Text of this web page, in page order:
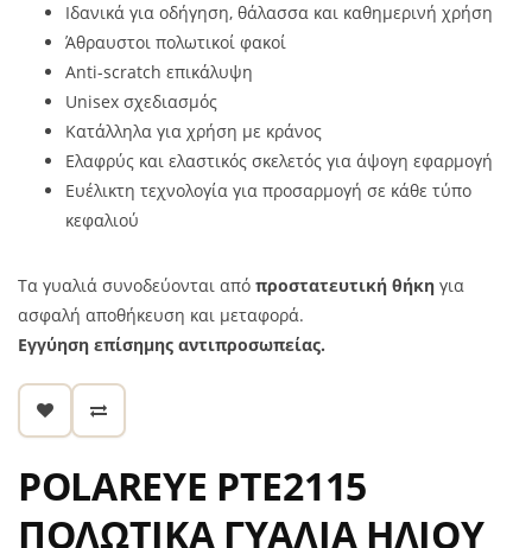
Ιδανικά για οδήγηση, θάλασσα και καθημερινή χρήση
Άθραυστοι πολωτικοί φακοί
Anti-scratch επικάλυψη
Unisex σχεδιασμός
Κατάλληλα για χρήση με κράνος
Ελαφρύς και ελαστικός σκελετός για άψογη εφαρμογή
Ευέλικτη τεχνολογία για προσαρμογή σε κάθε τύπο
κεφαλιού
Τα γυαλιά συνοδεύονται από προστατευτική θήκη για
ασφαλή αποθήκευση και μεταφορά.
Εγγύηση επίσημης αντιπροσωπείας.
POLAREYE PTE2115
ΠΟΛΩΤΙΚΑ ΓΥΑΛΙΑ ΗΛΙΟΥ